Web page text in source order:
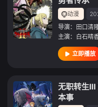
动漫
导演：
田口清
主演： 白石晴
立即播放
无职转生Ⅲ
本事